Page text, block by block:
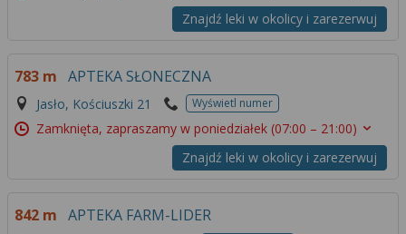
Znajdź leki w okolicy i zarezerwuj
783 m APTEKA SŁONECZNA
Jasło, Kościuszki 21 Wyświetl numer
Zamknięta, zapraszamy w poniedziałek (07:00 – 21:00)
Znajdź leki w okolicy i zarezerwuj
842 m APTEKA FARM-LIDER